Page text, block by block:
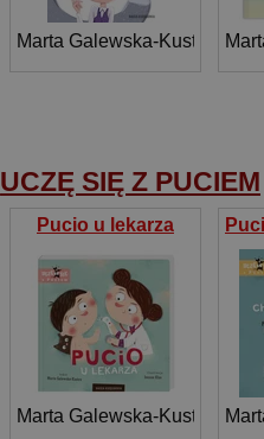
Marta Galewska-Kustra
UCZĘ SIĘ Z PUCIEM
Pucio u lekarza
Marta Galewska-Kustra